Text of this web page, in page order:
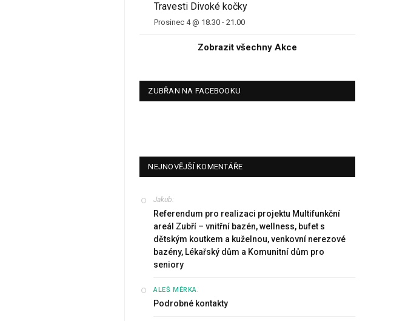
Travesti Divoké kočky
Prosinec 4 @ 18.30 -21.00
Zobrazit všechny Akce
ZUBŘAN NA FACEBOOKU
NEJNOVĚJŠÍ KOMENTÁŘE
Jakub:
Referendum pro realizaci projektu Multifunkční
areál Zubří – vnitřní bazén, wellness, bufet s
dětským koutkem a kuželnou, venkovní nerezové
bazény, Lékařský dům a Komunitní dům pro
seniory
ALEŠ MĚRKA:
Podrobné kontakty